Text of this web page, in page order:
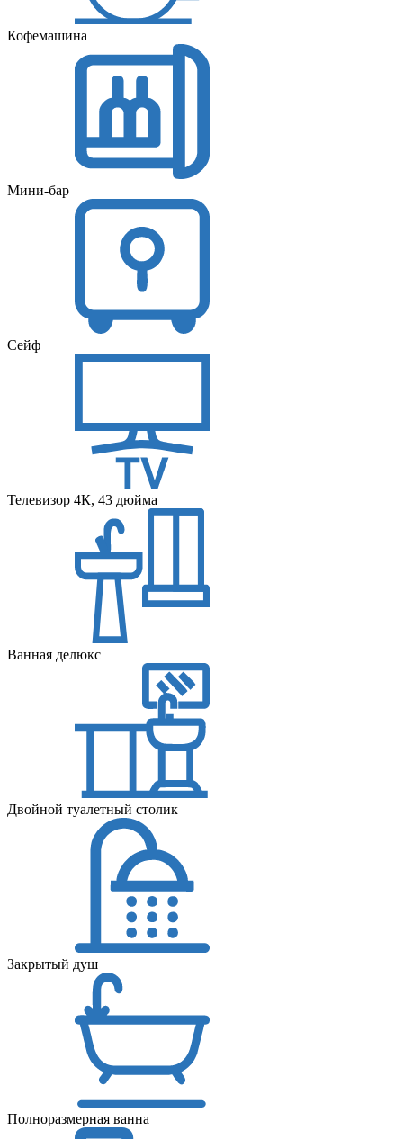
Кофемашина
Мини-бар
Сейф
Телевизор 4К, 43 дюйма
Ванная делюкс
Двойной туалетный столик
Закрытый душ
Полноразмерная ванна